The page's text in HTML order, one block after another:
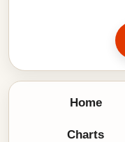
Home
Charts